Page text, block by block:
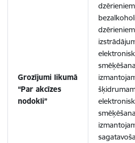
Grozījumi likumā
“Par akcīzes
nodokli”